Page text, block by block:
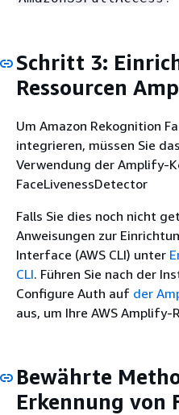
Schritt 3:
Ressourcen
Um Amazon Rekognition
integrieren, müssen Sie
Verwendung der Amplify-
FaceLivenessDetector
Falls Sie dies noch nicht
Anweisungen zur
Interface (AWS CLI) unter
CLI. Führen Sie nach der
Configure Auth auf der
aus, um Ihre AWS
Bewährte
Erkennung von